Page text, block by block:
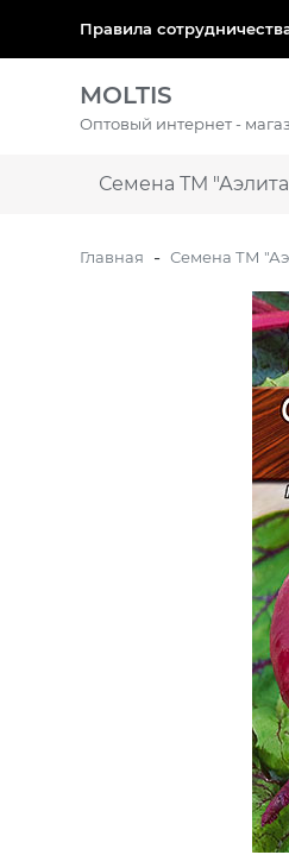
​Правила
MOLTIS
Оптовый интернет -
Семена ТМ
Главная - Семена ТМ